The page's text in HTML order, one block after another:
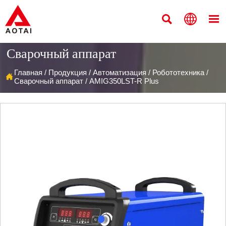
  
Сварочный аппарат
 Главная / Продукция / Автоматизация / Робототехника/
Сварочный аппарат / AMIG350LST-R Plus